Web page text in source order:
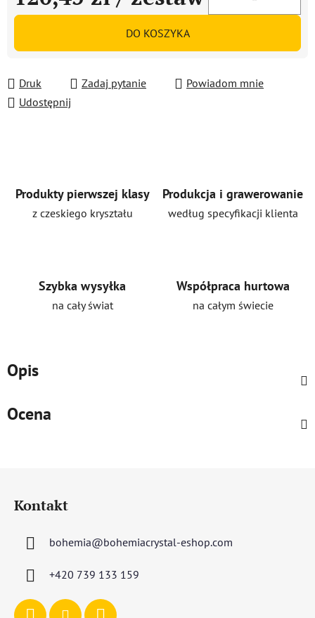
Cena jednostkowa:
DO KOSZYKA
Druk Zadaj pytanie
Powiadom mnie
Udostępnij
Produkty pierwszej klasy
z czeskiego kryształu
Produkcja i grawerowanie
według specyfikacji klienta
Szybka wysyłka
na cały świat
Współpraca hurtowa
na całym świecie
Opis
Ocena
Kontakt
bohemia@bohemiacrystal-eshop.com
+420 739 133 159